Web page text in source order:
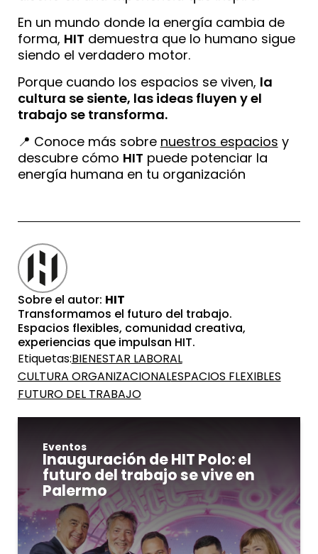
En un mundo donde la energía cambia de
forma, HIT demuestra que lo humano sigue
siendo el verdadero motor.
Porque cuando los espacios se viven, la
cultura se siente, las ideas fluyen y el
trabajo se transforma.
📍 Conoce más sobre nuestros espacios y
descubre cómo HIT puede potenciar la
energía humana en tu organización
Sobre el autor: HIT
Transformamos el futuro del trabajo.
Espacios flexibles, comunidad creativa,
experiencias que impulsan HIT.
Etiquetas:BIENESTAR LABORAL
CULTURA ORGANIZACIONALESPACIOS FLEXIBLES
FUTURO DEL TRABAJO
Eventos
Inauguración de HIT Polo: el
futuro del trabajo se vive en
Palermo